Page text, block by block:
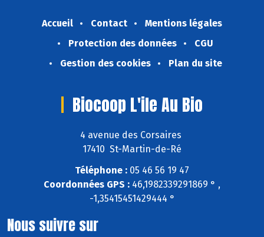
Accueil Contact
Mentions légales
Protection des données
CGU
Gestion des cookies
Plan du site
Biocoop L'ile Au Bio
4 avenue des Corsaires
17410 St-Martin-de-Ré
Téléphone : 05 46 56 19 47
Coordonnées GPS : 46,1982339291869 ° ,
-1,35415451429444 °
Nous suivre sur